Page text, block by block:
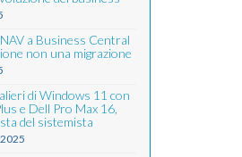
a Business Central
non una migrazione
di Windows 11 con
e Dell Pro Max 16,
del sistemista